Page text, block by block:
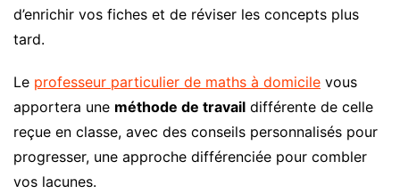
d’enrichir vos fiches et de réviser les concepts plus
tard.
Le professeur particulier de maths à domicile vous
apportera une méthode de travail différente de celle
reçue en classe, avec des conseils personnalisés pour
progresser, une approche différenciée pour combler
vos lacunes.